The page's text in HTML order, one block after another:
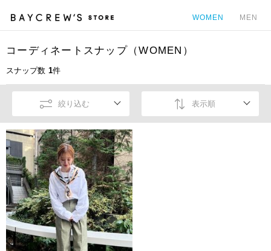
WOMEN MEN
コーディネートスナップ（WOMEN）
スナップ数 1件
絞り込む 表示順